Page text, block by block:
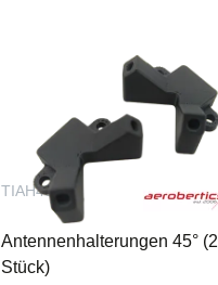
TIAH45
Antennenhalterungen 45° (2
Stück)